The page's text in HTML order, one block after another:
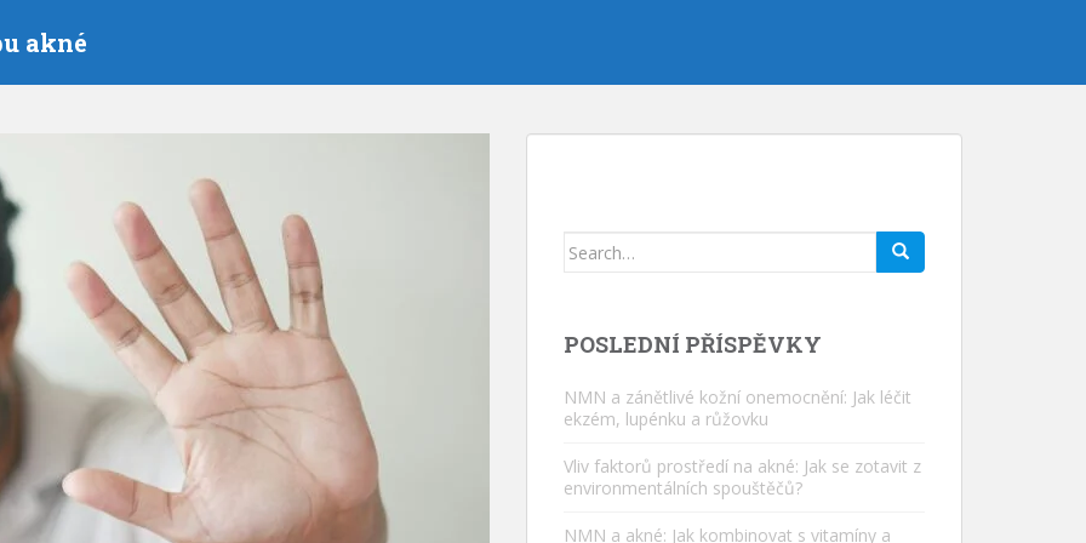
akné
Hledat:
POSLEDNÍ PŘÍSPĚVKY
NMN a zánětlivé kožní onemocnění: Jak léčit
ekzém, lupénku a růžovku
Vliv faktorů prostředí na akné: Jak se zotavit z
environmentálních spouštěčů?
NMN a akné: Jak kombinovat s vitamíny a